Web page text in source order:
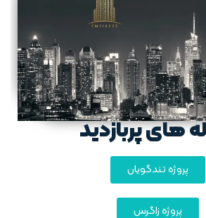
های پربازدید
پروژه تندگویان
پروژه زاگرس